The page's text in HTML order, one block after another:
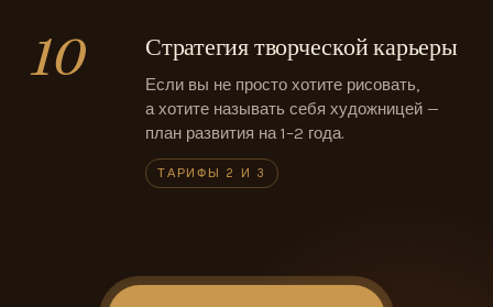
10 Стратегия творческой карьеры
Если вы не просто хотите рисовать,
а хотите называть себя художницей —
план развития на 1–2 года.
ТАРИФЫ 2 И 3